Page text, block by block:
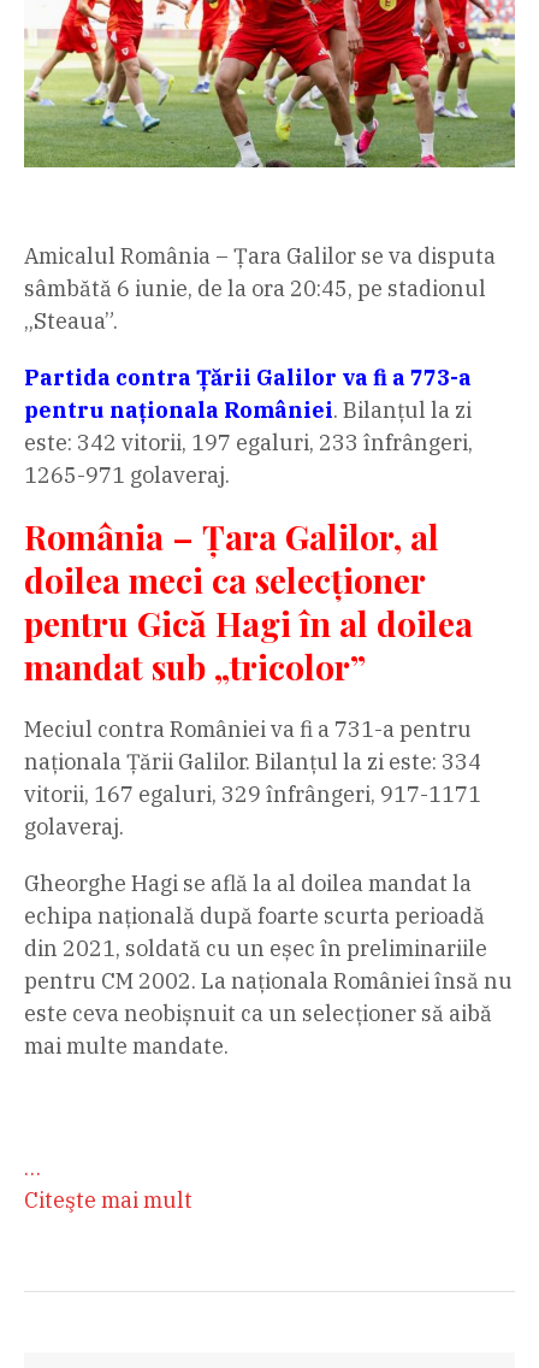
Amicalul România – Ţara Galilor se va disputa
sâmbătă 6 iunie, de la ora 20:45, pe stadionul
„Steaua”.
Partida contra Țării Galilor va fi a 773-a
pentru naționala României. Bilanțul la zi
este: 342 vitorii, 197 egaluri, 233 înfrângeri,
1265-971 golaveraj.
România – Țara Galilor, al
doilea meci ca selecționer
pentru Gică Hagi în al doilea
mandat sub „tricolor”
Meciul contra României va fi a 731-a pentru
naționala Țării Galilor. Bilanțul la zi este: 334
vitorii, 167 egaluri, 329 înfrângeri, 917-1171
golaveraj.
Gheorghe Hagi se află la al doilea mandat la
echipa națională după foarte scurta perioadă
din 2021, soldată cu un eșec în preliminariile
pentru CM 2002. La naționala României însă nu
este ceva neobișnuit ca un selecționer să aibă
mai multe mandate.
…
Citeşte mai mult